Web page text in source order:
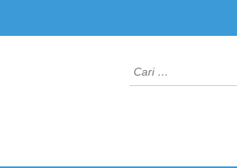
Cari
untuk: